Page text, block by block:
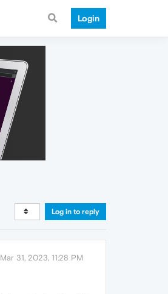
Login
Log in to reply
Mar 31, 2023, 11:28 PM